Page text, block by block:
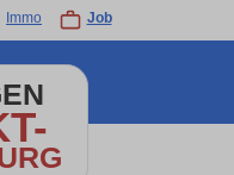
Immo Job